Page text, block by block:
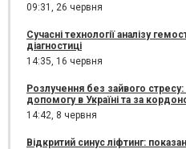
09:31, 26 червня
Сучасні технології аналізу
діагностиці
14:35, 16 червня
Розлучення без зайвого
допомогу в Україні та за
14:42, 8 червня
Відкритий синус ліфтинг: